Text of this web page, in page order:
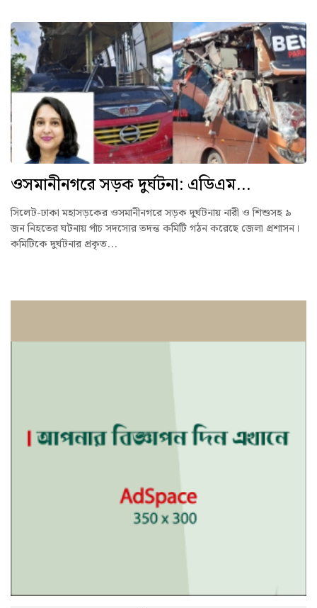
ওসমানীনগরে সড়ক দুর্ঘটনা: এডিএম...
সিলেট-ঢাকা মহাসড়কের ওসমানীনগরে সড়ক দুর্ঘটনায় নারী ও শিশুসহ ৯
জন নিহতের ঘটনায় পাঁচ সদস্যের তদন্ত কমিটি গঠন করেছে জেলা প্রশাসন।
কমিটিকে দুর্ঘটনার প্রকৃত...